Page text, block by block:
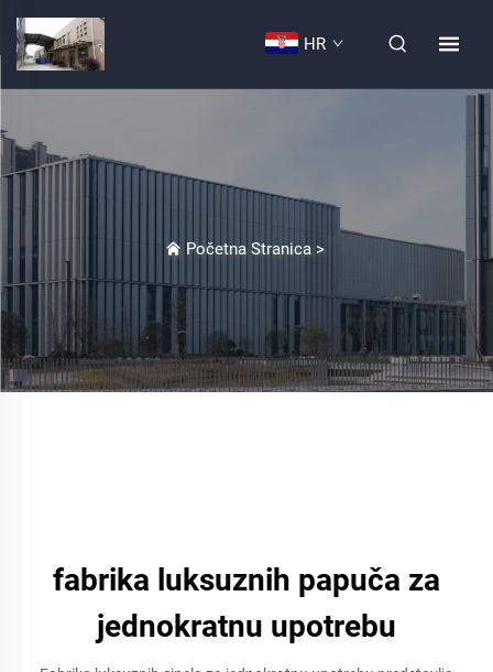
HR
Početna Stranica>
fabrika luksuznih papuča za
jednokratnu upotrebu